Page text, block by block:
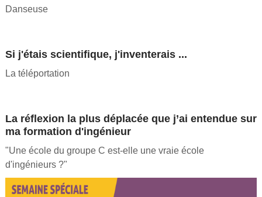
Danseuse
Si j'étais scientifique, j'inventerais ...
La téléportation
La réflexion la plus déplacée que j’ai entendue sur
ma formation d'ingénieur
"Une école du groupe C est-elle une vraie école
d'ingénieurs ?"